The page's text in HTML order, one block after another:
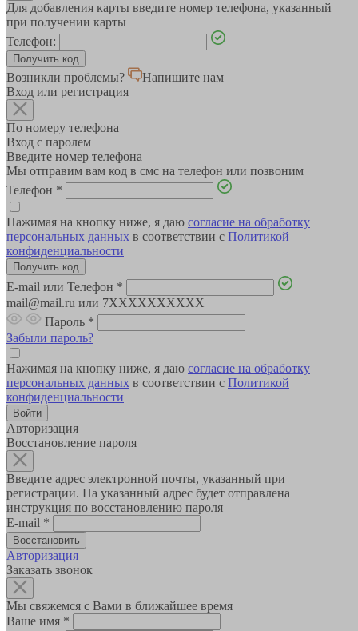
Для добавления карты введите номер телефона, указанный
при получении карты
Телефон:
Возникли проблемы?
Напишите нам
Вход или регистрация
По номеру телефона
Вход с паролем
Введите номер телефона
Мы отправим вам код в смс на телефон или позвоним
Телефон *
Нажимая на кнопку ниже, я даю согласие на обработку
персональных данных в соответствии с Политикой
конфиденциальности
E-mail или Телефон *
mail@mail.ru или 7XXXXXXXXXX
Пароль *
Забыли пароль?
Нажимая на кнопку ниже, я даю согласие на обработку
персональных данных в соответствии с Политикой
конфиденциальности
Авторизация
Восстановление пароля
Введите адрес электронной почты, указанный при
регистрации. На указанный адрес будет отправлена
инструкция по восстановлению пароля
E-mail *
Авторизация
Заказать звонок
Мы свяжемся с Вами в ближайшее время
Ваше имя *